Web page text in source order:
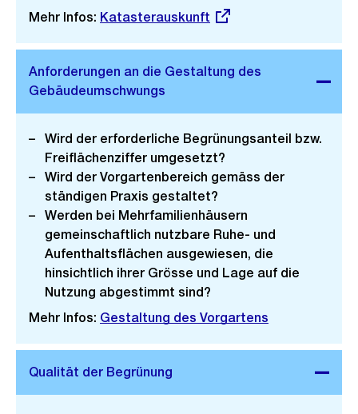
Mehr Infos: Externer
Katasterauskunft
Wird der erforderliche Begrünungsanteil bzw.
Freiflächenziffer umgesetzt?
Wird der Vorgartenbereich gemäss der
ständigen Praxis gestaltet?
Werden bei Mehrfamilienhäusern
gemeinschaftlich nutzbare Ruhe- und
Aufenthaltsflächen ausgewiesen, die
hinsichtlich ihrer Grösse und Lage auf die
Nutzung abgestimmt sind?
Mehr Infos: Gestaltung des Vorgartens